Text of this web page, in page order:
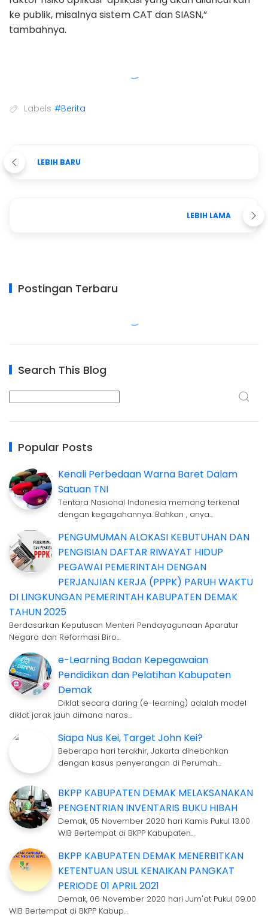
ke publik, misalnya sistem CAT dan SIASN,”
tambahnya.
Labels #Berita
LEBIH BARU
LEBIH LAMA
Postingan Terbaru
Search This Blog
Popular Posts
Kenali Perbedaan Warna Baret Dalam
Satuan TNI
Tentara Nasional Indonesia memang terkenal
dengan kegagahannya. Bahkan , anya…
PENGUMUMAN ALOKASI KEBUTUHAN DAN
PENGISIAN DAFTAR RIWAYAT HIDUP
PEGAWAI PEMERINTAH DENGAN
PERJANJIAN KERJA (PPPK) PARUH WAKTU
DI LINGKUNGAN PEMERINTAH KABUPATEN DEMAK
TAHUN 2025
Berdasarkan Keputusan Menteri Pendayagunaan Aparatur
Negara dan Reformasi Biro…
e-Learning Badan Kepegawaian
Pendidikan dan Pelatihan Kabupaten
Demak
Diklat secara daring (e-learning) adalah model
diklat jarak jauh dimana naras…
Siapa Nus Kei, Target John Kei?
Beberapa hari terakhir, Jakarta dihebohkan
dengan kasus penyerangan di Perumah…
BKPP KABUPATEN DEMAK MELAKSANAKAN
PENGENTRIAN INVENTARIS BUKU HIBAH
Demak, 05 November 2020 hari Kamis Pukul 13.00
WIB Bertempat di BKPP Kabupaten…
BKPP KABUPATEN DEMAK MENERBITKAN
KETENTUAN USUL KENAIKAN PANGKAT
PERIODE 01 APRIL 2021
Demak, 06 November 2020 hari Jum'at Pukul 09.00
WIB Bertempat di BKPP Kabup…